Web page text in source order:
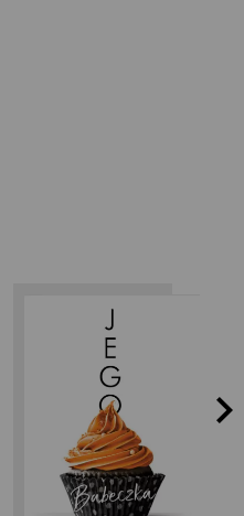
Penelope Bloom